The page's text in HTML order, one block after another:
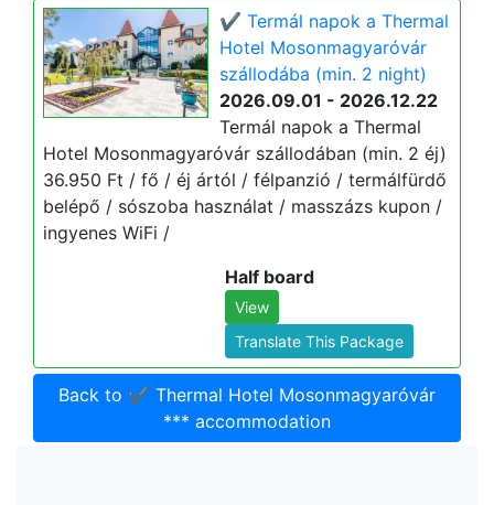
✔️ Termál napok a Thermal
Hotel Mosonmagyaróvár
szállodába (min. 2 night)
2026.09.01 - 2026.12.22
Termál napok a Thermal
Hotel Mosonmagyaróvár szállodában (min. 2 éj)
36.950 Ft / fő / éj ártól / félpanzió / termálfürdő
belépő / sószoba használat / masszázs kupon /
ingyenes WiFi /
Half board
View
Translate This Package
Back to ✔️ Thermal Hotel Mosonmagyaróvár
*** accommodation